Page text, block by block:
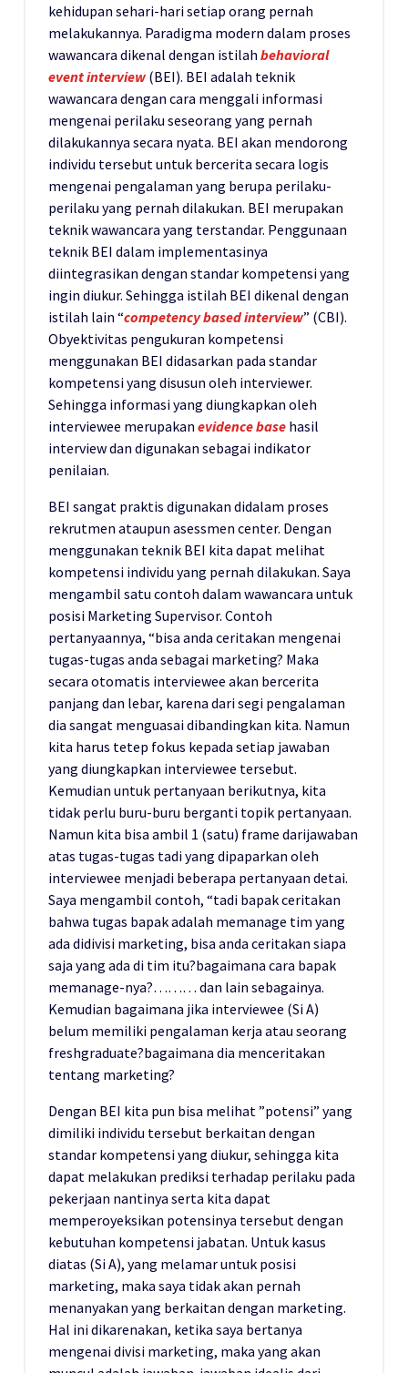
kehidupan sehari-hari setiap orang pernah
melakukannya. Paradigma modern dalam proses
wawancara dikenal dengan istilah behavioral
event interview (BEI). BEI adalah teknik
wawancara dengan cara menggali informasi
mengenai perilaku seseorang yang pernah
dilakukannya secara nyata. BEI akan mendorong
individu tersebut untuk bercerita secara logis
mengenai pengalaman yang berupa perilaku-
perilaku yang pernah dilakukan. BEI merupakan
teknik wawancara yang terstandar. Penggunaan
teknik BEI dalam implementasinya
diintegrasikan dengan standar kompetensi yang
ingin diukur. Sehingga istilah BEI dikenal dengan
istilah lain “competency based interview” (CBI).
Obyektivitas pengukuran kompetensi
menggunakan BEI didasarkan pada standar
kompetensi yang disusun oleh interviewer.
Sehingga informasi yang diungkapkan oleh
interviewee merupakan evidence base hasil
interview dan digunakan sebagai indikator
penilaian.
BEI sangat praktis digunakan didalam proses
rekrutmen ataupun asessmen center. Dengan
menggunakan teknik BEI kita dapat melihat
kompetensi individu yang pernah dilakukan. Saya
mengambil satu contoh dalam wawancara untuk
posisi Marketing Supervisor. Contoh
pertanyaannya, “bisa anda ceritakan mengenai
tugas-tugas anda sebagai marketing? Maka
secara otomatis interviewee akan bercerita
panjang dan lebar, karena dari segi pengalaman
dia sangat menguasai dibandingkan kita. Namun
kita harus tetep fokus kepada setiap jawaban
yang diungkapkan interviewee tersebut.
Kemudian untuk pertanyaan berikutnya, kita
tidak perlu buru-buru berganti topik pertanyaan.
Namun kita bisa ambil 1 (satu) frame darijawaban
atas tugas-tugas tadi yang dipaparkan oleh
interviewee menjadi beberapa pertanyaan detai.
Saya mengambil contoh, “tadi bapak ceritakan
bahwa tugas bapak adalah memanage tim yang
ada didivisi marketing, bisa anda ceritakan siapa
saja yang ada di tim itu?bagaimana cara bapak
memanage-nya?……… dan lain sebagainya.
Kemudian bagaimana jika interviewee (Si A)
belum memiliki pengalaman kerja atau seorang
freshgraduate?bagaimana dia menceritakan
tentang marketing?
Dengan BEI kita pun bisa melihat ”potensi” yang
dimiliki individu tersebut berkaitan dengan
standar kompetensi yang diukur, sehingga kita
dapat melakukan prediksi terhadap perilaku pada
pekerjaan nantinya serta kita dapat
memperoyeksikan potensinya tersebut dengan
kebutuhan kompetensi jabatan. Untuk kasus
diatas (Si A), yang melamar untuk posisi
marketing, maka saya tidak akan pernah
menanyakan yang berkaitan dengan marketing.
Hal ini dikarenakan, ketika saya bertanya
mengenai divisi marketing, maka yang akan